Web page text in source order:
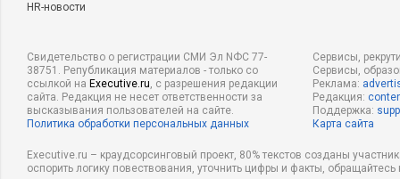
HR-новости
Свидетельство о регистрации СМИ Эл NФС 77-
38751. Републикация материалов - только со
ссылкой на Executive.ru, с разрешения редакции
сайта. Редакция не несет ответственности за
высказывания пользователей на сайте.
Политика обработки персональных данных
Сервисы,
Сервисы,
Реклама:
Редакция:
Поддержка:
Карта сайта
Executive.ru – краудсорсинговый проект, 80% текстов созданы
оспорить логику повествования, уточнить цифры и факты,